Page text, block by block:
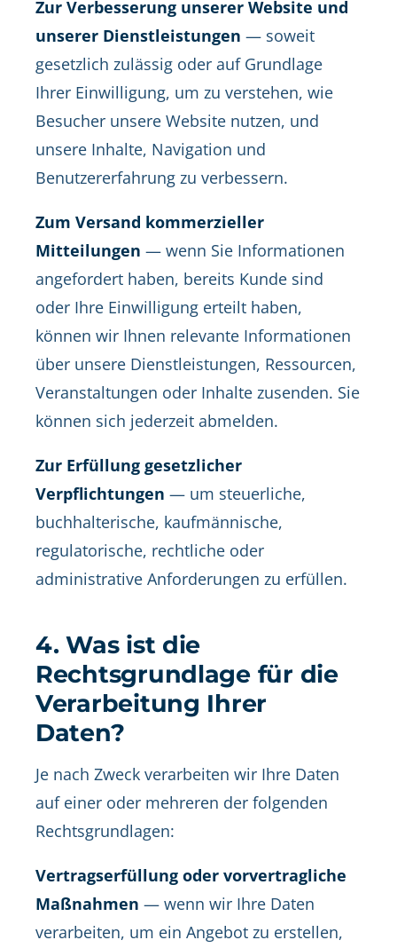
Zur Verbesserung unserer Website und
unserer Dienstleistungen — soweit
gesetzlich zulässig oder auf Grundlage
Ihrer Einwilligung, um zu verstehen, wie
Besucher unsere Website nutzen, und
unsere Inhalte, Navigation und
Benutzererfahrung zu verbessern.
Zum Versand kommerzieller
Mitteilungen — wenn Sie Informationen
angefordert haben, bereits Kunde sind
oder Ihre Einwilligung erteilt haben,
können wir Ihnen relevante Informationen
über unsere Dienstleistungen, Ressourcen,
Veranstaltungen oder Inhalte zusenden. Sie
können sich jederzeit abmelden.
Zur Erfüllung gesetzlicher
Verpflichtungen — um steuerliche,
buchhalterische, kaufmännische,
regulatorische, rechtliche oder
administrative Anforderungen zu erfüllen.
4. Was ist die
Rechtsgrundlage für die
Verarbeitung Ihrer
Daten?
Je nach Zweck verarbeiten wir Ihre Daten
auf einer oder mehreren der folgenden
Rechtsgrundlagen:
Vertragserfüllung oder vorvertragliche
Maßnahmen — wenn wir Ihre Daten
verarbeiten, um ein Angebot zu erstellen,